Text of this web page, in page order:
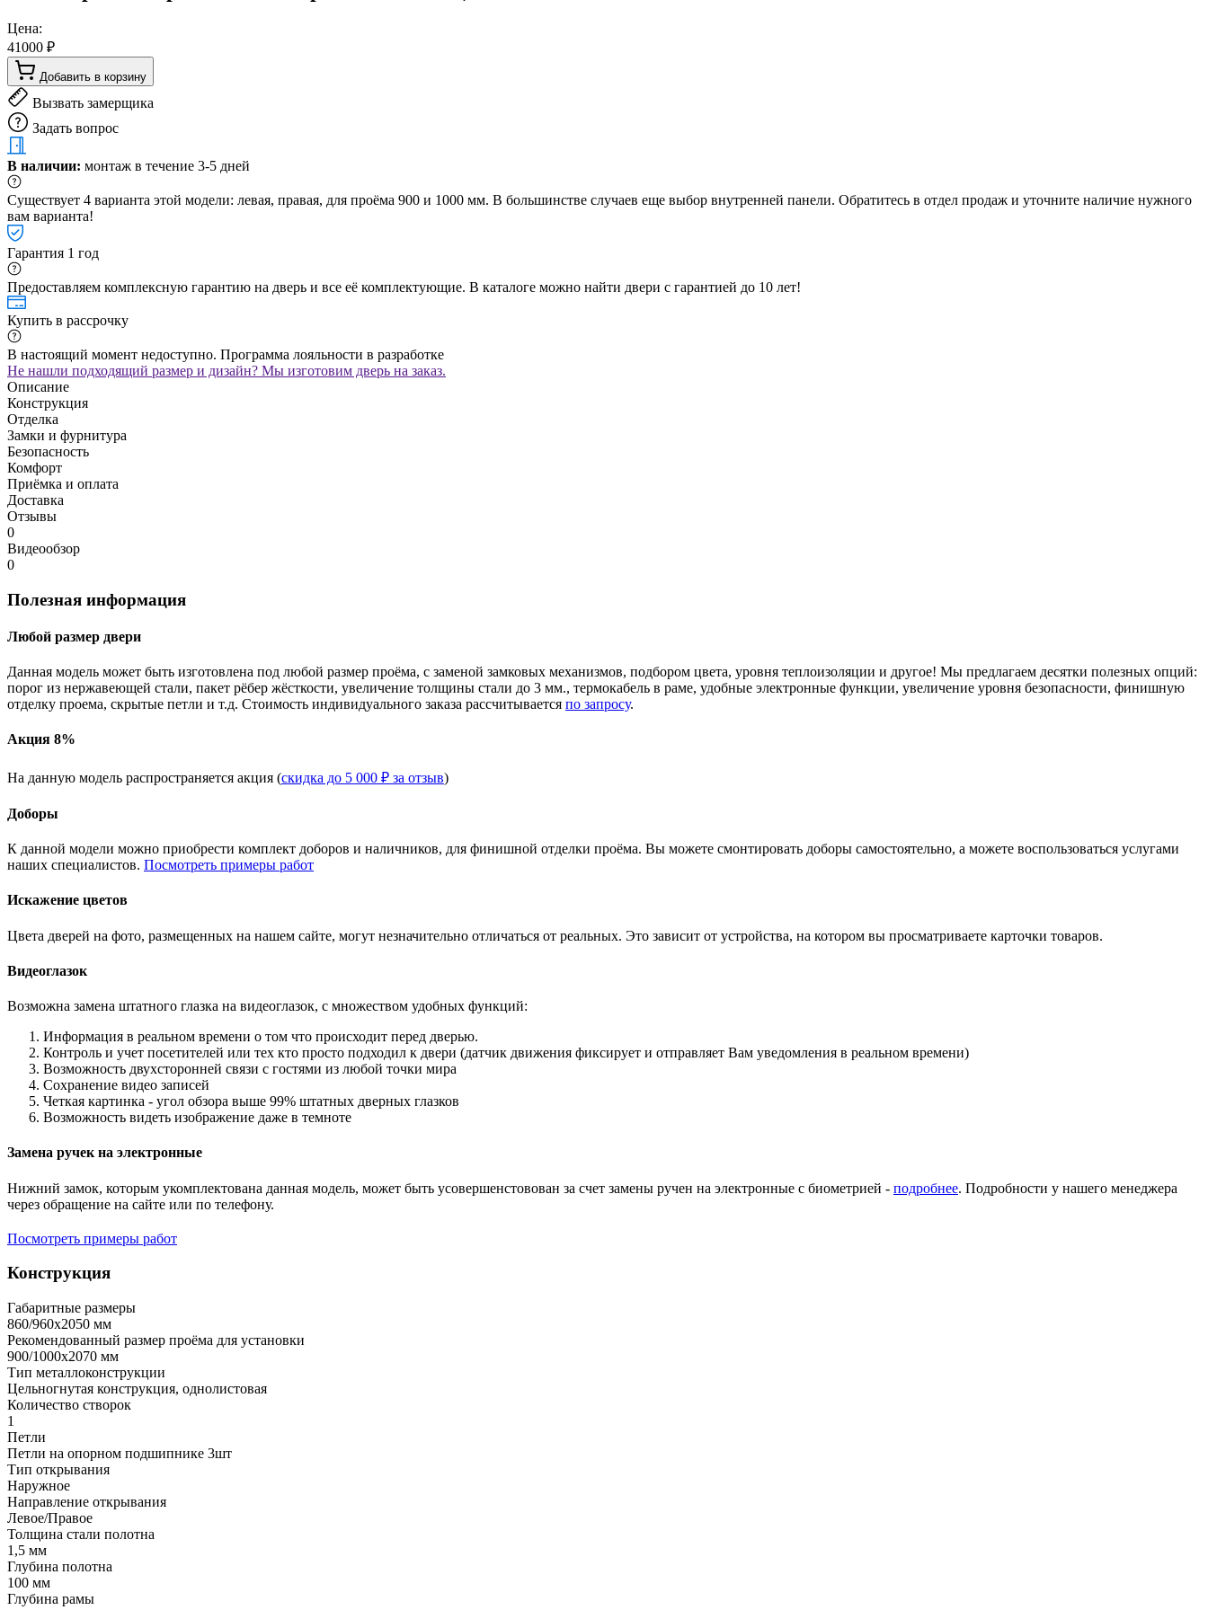
Цена:
41000 ₽
Добавить в корзину
Вызвать замерщика
Задать вопрос
В наличии: монтаж в течение 3-5 дней
Существует 4 варианта этой модели: левая, правая, для проёма 900 и 1000 мм. В большинстве случаев еще выбор внутренней панели. Обратитесь в отдел продаж и уточните наличие нужного
вам варианта!
Гарантия 1 год
Предоставляем комплексную гарантию на дверь и все её комплектующие. В каталоге можно найти двери с гарантией до 10 лет!
Купить в рассрочку
В настоящий момент недоступно. Программа лояльности в разработке
Не нашли подходящий размер и дизайн? Мы изготовим дверь на заказ.
Описание
Конструкция
Отделка
Замки и фурнитура
Безопасность
Комфорт
Приёмка и оплата
Доставка
Отзывы
0
Видеообзор
0
Полезная информация
Любой размер двери
Данная модель может быть изготовлена под любой размер проёма, с заменой замковых механизмов, подбором цвета, уровня теплоизоляции и другое! Мы предлагаем десятки полезных опций:
порог из нержавеющей стали, пакет рёбер жёсткости, увеличение толщины стали до 3 мм., термокабель в раме, удобные электронные функции, увеличение уровня безопасности, финишную
отделку проема, скрытые петли и т.д. Стоимость индивидуального заказа рассчитывается по запросу.
Акция 8%
На данную модель распространяется акция (скидка до 5 000 ₽ за отзыв)
Доборы
К данной модели можно приобрести комплект доборов и наличников, для финишной отделки проёма. Вы можете смонтировать доборы самостоятельно, а можете воспользоваться услугами
наших специалистов. Посмотреть примеры работ
Искажение цветов
Цвета дверей на фото, размещенных на нашем сайте, могут незначительно отличаться от реальных. Это зависит от устройства, на котором вы просматриваете карточки товаров.
Видеоглазок
Возможна замена штатного глазка на видеоглазок, с множеством удобных функций:
Информация в реальном времени о том что происходит перед дверью.
Контроль и учет посетителей или тех кто просто подходил к двери (датчик движения фиксирует и отправляет Вам уведомления в реальном времени)
Возможность двухсторонней связи с гостями из любой точки мира
Сохранение видео записей
Четкая картинка - угол обзора выше 99% штатных дверных глазков
Возможность видеть изображение даже в темноте
Замена ручек на электронные
Нижний замок, которым укомплектована данная модель, может быть усовершенстовован за счет замены ручен на электронные с биометрией - подробнее. Подробности у нашего менеджера
через обращение на сайте или по телефону.
Посмотреть примеры работ
Конструкция
Габаритные размеры
860/960х2050 мм
Рекомендованный размер проёма для установки
900/1000х2070 мм
Тип металлоконструкции
Цельногнутая конструкция, однолистовая
Количество створок
1
Петли
Петли на опорном подшипнике 3шт
Тип открывания
Наружное
Направление открывания
Левое/Правое
Толщина стали полотна
1,5 мм
Глубина полотна
100 мм
Глубина рамы